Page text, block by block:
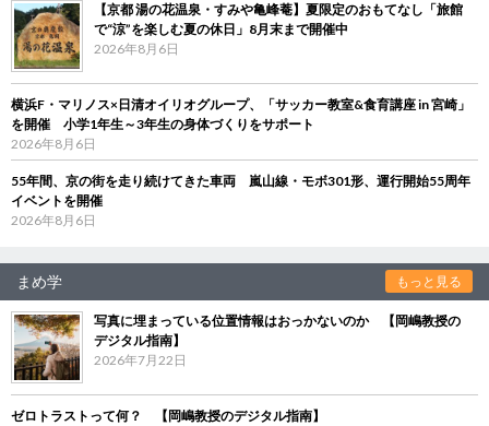
【京都 湯の花温泉・すみや亀峰菴】夏限定のおもてなし「旅館
で“涼”を楽しむ夏の休日」8月末まで開催中
2026年8月6日
横浜F・マリノス×日清オイリオグループ、「サッカー教室&食育講座 in 宮崎」
を開催 小学1年生～3年生の身体づくりをサポート
2026年8月6日
55年間、京の街を走り続けてきた車両 嵐山線・モボ301形、運行開始55周年
イベントを開催
2026年8月6日
まめ学 もっと見る
写真に埋まっている位置情報はおっかないのか 【岡嶋教授の
デジタル指南】
2026年7月22日
ゼロトラストって何？ 【岡嶋教授のデジタル指南】